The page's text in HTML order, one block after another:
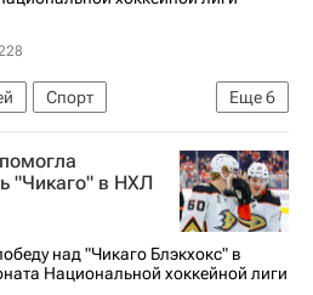
Еще6
Спорт
Воронков
Дакс
лига (НХЛ)
"Чикаго" в НХЛ
над "Чикаго Блэкхокс" в
Национальной хоккейной лиги